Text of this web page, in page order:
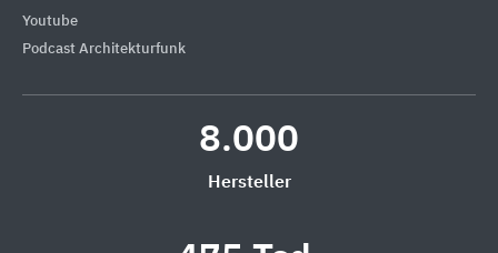
Youtube
Podcast Architekturfunk
8.000
Hersteller